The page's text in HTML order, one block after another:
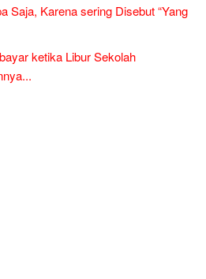
Saja, Karena sering Disebut “Yang
ketika Libur Sekolah